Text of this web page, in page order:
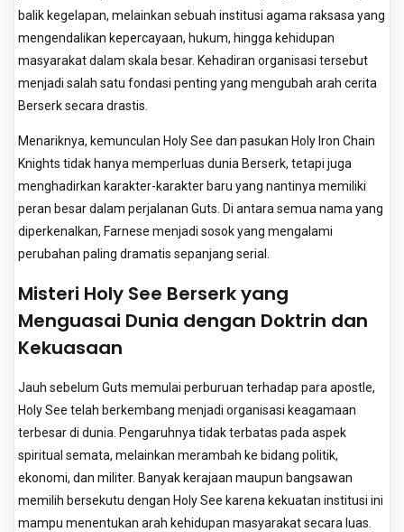
balik kegelapan, melainkan sebuah institusi agama raksasa yang
mengendalikan kepercayaan, hukum, hingga kehidupan
masyarakat dalam skala besar. Kehadiran organisasi tersebut
menjadi salah satu fondasi penting yang mengubah arah cerita
Berserk secara drastis.
Menariknya, kemunculan Holy See dan pasukan Holy Iron Chain
Knights tidak hanya memperluas dunia Berserk, tetapi juga
menghadirkan karakter-karakter baru yang nantinya memiliki
peran besar dalam perjalanan Guts. Di antara semua nama yang
diperkenalkan, Farnese menjadi sosok yang mengalami
perubahan paling dramatis sepanjang serial.
Misteri Holy See Berserk yang
Menguasai Dunia dengan Doktrin dan
Kekuasaan
Jauh sebelum Guts memulai perburuan terhadap para apostle,
Holy See telah berkembang menjadi organisasi keagamaan
terbesar di dunia. Pengaruhnya tidak terbatas pada aspek
spiritual semata, melainkan merambah ke bidang politik,
ekonomi, dan militer. Banyak kerajaan maupun bangsawan
memilih bersekutu dengan Holy See karena kekuatan institusi ini
mampu menentukan arah kehidupan masyarakat secara luas.